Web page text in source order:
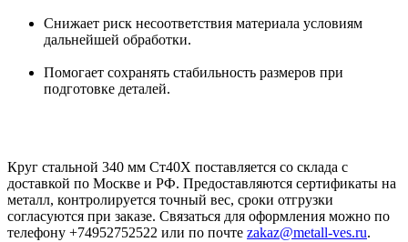
Снижает риск несоответствия материала условиям
дальнейшей обработки.
Помогает сохранять стабильность размеров при
подготовке деталей.
Круг стальной 340 мм Ст40Х поставляется со склада с
доставкой по Москве и РФ. Предоставляются сертификаты на
металл, контролируется точный вес, сроки отгрузки
согласуются при заказе. Связаться для оформления можно по
телефону +74952752522 или по почте zakaz@metall-ves.ru.